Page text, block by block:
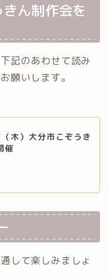
ん制作会を
記のあわせて読み
願いします。
木）大分市こぞうき
催
して楽しみましょ